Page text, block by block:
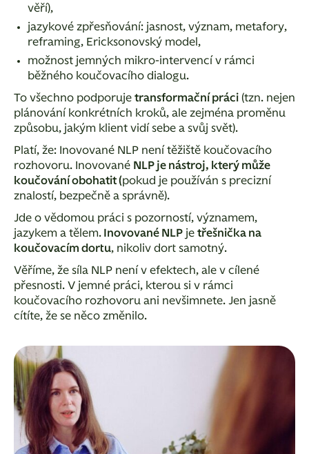
věří),
jazykové zpřesňování: jasnost, význam, metafory,
reframing, Ericksonovský model,
možnost jemných mikro-intervencí v rámci
běžného koučovacího dialogu.
To všechno podporuje transformační práci (tzn. nejen
plánování konkrétních kroků, ale zejména proměnu
způsobu, jakým klient vidí sebe a svůj svět).
Platí, že: Inovované NLP není těžiště koučovacího
rozhovoru. Inovované NLP je nástroj, který může
koučování obohatit (pokud je používán s precizní
znalostí, bezpečně a správně).
Jde o vědomou práci s pozorností, významem,
jazykem a tělem. Inovované NLP je třešnička na
koučovacím dortu, nikoliv dort samotný.
Věříme, že síla NLP není v efektech, ale v cílené
přesnosti. V jemné práci, kterou si v rámci
koučovacího rozhovoru ani nevšimnete. Jen jasně
cítíte, že se něco změnilo.